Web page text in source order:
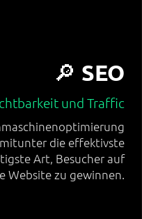
🔎 SEO
und Traffic
mitunter die effektivste
Art, Besucher auf
Website zu gewinnen.